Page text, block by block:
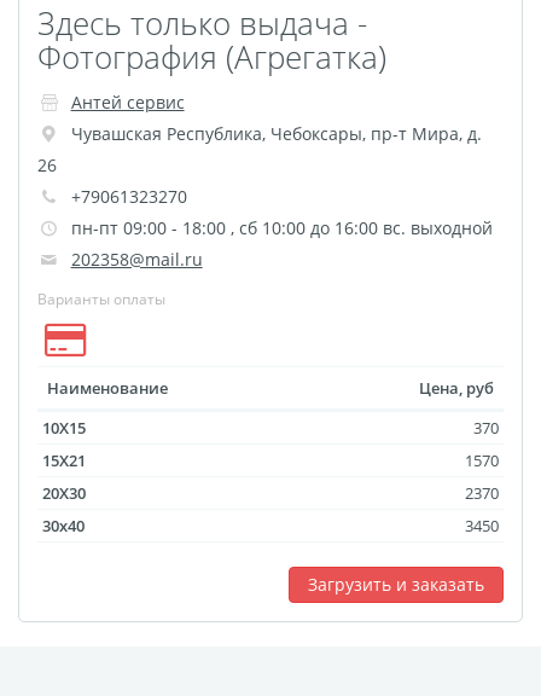
Здесь только выдача -
Фотография (Агрегатка)
Антей сервис
Чувашская Республика, Чебоксары, пр-т Мира, д.
26
+79061323270
пн-пт 09:00 - 18:00 , сб 10:00 до 16:00 вс. выходной
202358@mail.ru
Варианты оплаты
Наименование
Цена, руб
10X15
370
15X21
1570
20X30
2370
30x40
3450
Загрузить и заказать